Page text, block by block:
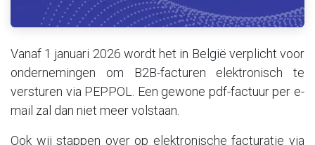
Vanaf 1 januari 2026 wordt het in België verplicht voor
ondernemingen om B2B-facturen elektronisch te
versturen via PEPPOL. Een gewone pdf-factuur per e-
mail zal dan niet meer volstaan.
Ook wij stappen over op elektronische facturatie via